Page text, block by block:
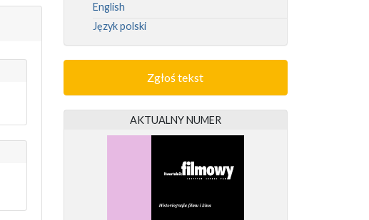
English
Język polski
Zgłoś tekst
AKTUALNY NUMER